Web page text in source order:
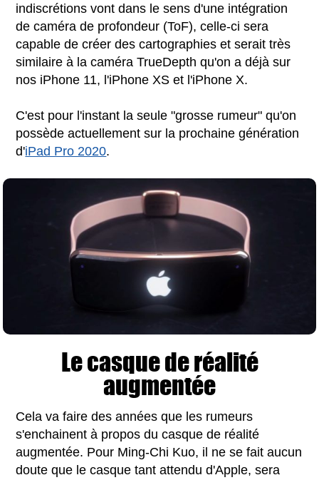
indiscrétions vont dans le sens d'une intégration
de caméra de profondeur (ToF), celle-ci sera
capable de créer des cartographies et serait très
similaire à la caméra TrueDepth qu'on a déjà sur
nos iPhone 11, l'iPhone XS et l'iPhone X.
C'est pour l'instant la seule "grosse rumeur" qu'on
possède actuellement sur la prochaine génération
d'iPad Pro 2020.
Le casque de réalité
augmentée
Cela va faire des années que les rumeurs
s'enchainent à propos du casque de réalité
augmentée. Pour Ming-Chi Kuo, il ne se fait aucun
doute que le casque tant attendu d'Apple, sera